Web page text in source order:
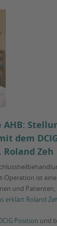
AHB:
dem
Zeh
Operation ist
und Patienten,
erklärt Roland
Position und